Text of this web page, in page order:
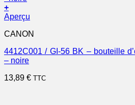
+
Aperçu
CANON
4412C001 / GI-56 BK – bouteille
– noire
13,89 € TTC